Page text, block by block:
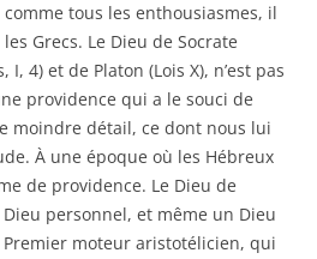
tous les enthousiasmes, il
Grecs. Le Dieu de Socrate
4) et de Platon (Lois X), n’est pas
providence qui a le souci de
moindre détail, ce dont nous lui
À une époque où les Hébreux
de providence. Le Dieu de
personnel, et même un Dieu
Premier moteur aristotélicien, qui